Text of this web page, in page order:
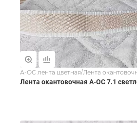
А-ОС лента цветная/Лента
Лента окантовочная А-ОС 7.1